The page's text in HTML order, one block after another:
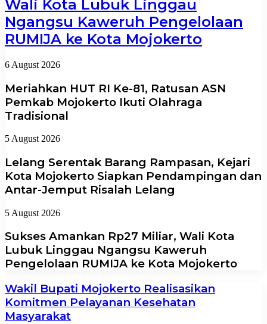
Wali Kota Lubuk Linggau
Ngangsu Kaweruh Pengelolaan
RUMIJA ke Kota Mojokerto
6 August 2026
Meriahkan HUT RI Ke-81, Ratusan ASN
Pemkab Mojokerto Ikuti Olahraga
Tradisional
5 August 2026
Lelang Serentak Barang Rampasan, Kejari
Kota Mojokerto Siapkan Pendampingan dan
Antar-Jemput Risalah Lelang
5 August 2026
Sukses Amankan Rp27 Miliar, Wali Kota
Lubuk Linggau Ngangsu Kaweruh
Pengelolaan RUMIJA ke Kota Mojokerto
Wakil Bupati Mojokerto Realisasikan
Komitmen Pelayanan Kesehatan
Masyarakat